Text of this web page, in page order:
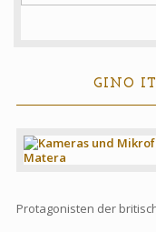
GINO
Protagonisten der